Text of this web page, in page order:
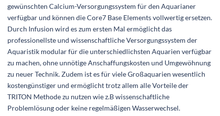
gewünschten Calcium-Versorgungssystem für den Aquarianer
verfügbar und können die Core7 Base Elements vollwertig ersetzen.
Durch Infusion wird es zum ersten Mal ermöglicht das
professionellste und wissenschaftliche Versorgungssystem der
Aquaristik modular für die unterschiedlichsten Aquarien verfügbar
zu machen, ohne unnötige Anschaffungskosten und Umgewöhnung
zu neuer Technik. Zudem ist es für viele Großaquarien wesentlich
kostengünstiger und ermöglicht trotz allem alle Vorteile der
TRITON Methode zu nutzen wie z.B wissenschaftliche
Problemlösung oder keine regelmäßigen Wasserwechsel.